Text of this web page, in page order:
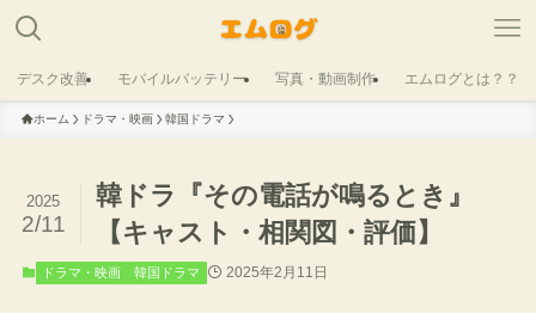
デスク改善 モバイルバッテリー 写真・動画制作 エムログとは？？
ホーム ドラマ・映画 韓国ドラマ
韓ドラ『その電話が鳴るとき』
【キャスト・相関図・評価】
2025
2/11
ドラマ・映画 韓国ドラマ 2025年2月11日